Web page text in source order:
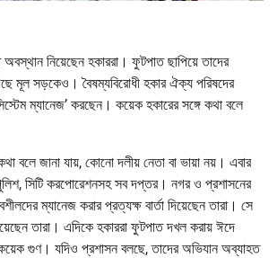
অবস্থান নিয়েছেন হকাররা। ফুটপাত ছাপিয়ে তাদের
মূল সড়কেও। বৈষম্যবিরোধী হকার ঐক্য পরিষদের
ম্যানেজ’ করছেন। কয়েক হকারের সঙ্গে কথা বলে
বলে জানা যায়, কোনো দলীয় নেতা বা ভায়া নয়। এবার
পুলিশ, সিটি করপোরেশনসহ সব দপ্তর। নগর ও প্রশাসনের
ম্যানেজ করার প্রত্যক্ষ বার্তা দিয়েছেন তারা। সে
তারা। এদিকে হকাররা ফুটপাত দখল করায় ঈদে
গুণ। যদিও প্রশাসন বলছে, তাদের অভিযান অব্যাহত